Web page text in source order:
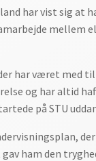
har vist sig at
mellem
har været med
og har altid
på STU
ham den